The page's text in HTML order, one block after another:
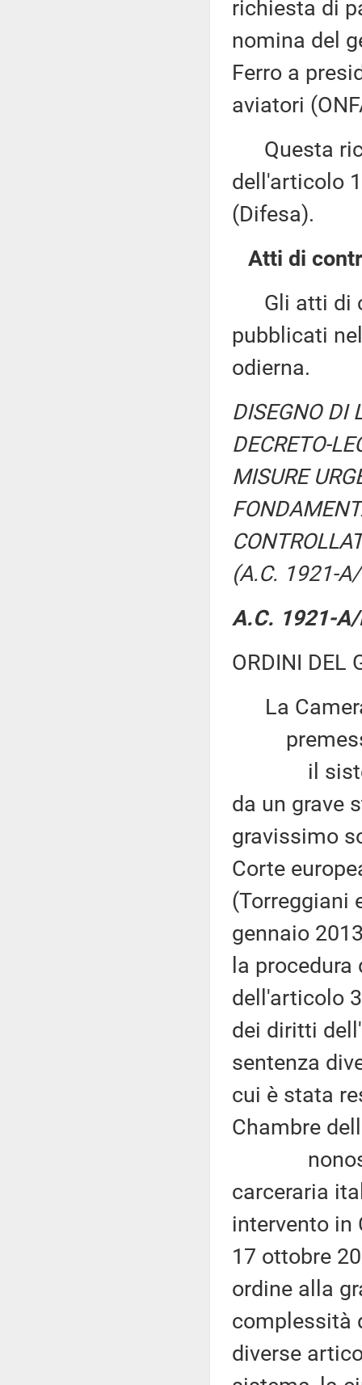
richiesta di
nomina del
Ferro a
aviatori
Questa
dell'articolo
(Difesa).
Atti di
Gli atti di
pubblicati
odierna.
DISEGNO DI
DECRETO-
MISURE
(A.C. 1921-
A.C. 1921-
ORDINI DEL
La
il sistema
da un grave
gravissimo
Corte
(Torreggiani
gennaio
la
dell'articolo
dei diritti
sentenza
cui è stata
Chambre
carceraria
intervento in
17 ottobre
ordine alla
complessità
diverse